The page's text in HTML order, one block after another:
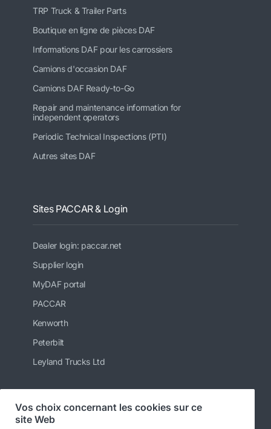
TRP Truck & Trailer Parts
Boutique en ligne de pièces DAF
Informations DAF pour les carrossiers
Camions d'occasion DAF
Camions DAF Ready-to-Go
Repair and maintenance information for
independent operators
Periodic Technical Inspections (PTI)
Autres sites DAF
Sites PACCAR & Login
Dealer login: paccar.net
Supplier login
MyDAF portal
PACCAR
Kenworth
Peterbilt
Leyland Trucks Ltd
Suivez-nous
Vos choix concernant les cookies sur ce
site Web